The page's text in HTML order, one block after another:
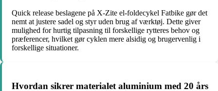
Quick release beslagene på X-Zite el-foldecykel Fatbike gør det
nemt at justere sadel og styr uden brug af værktøj. Dette giver
mulighed for hurtig tilpasning til forskellige rytteres behov og
præferencer, hvilket gør cyklen mere alsidig og brugervenlig i
forskellige situationer.
Hvordan sikrer materialet aluminium med 20 års